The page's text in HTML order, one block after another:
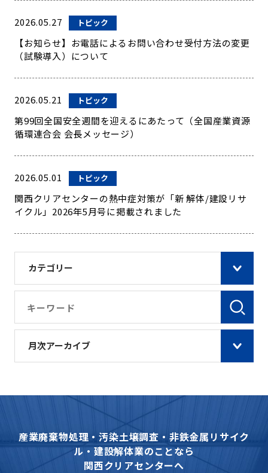
カテゴリー
月次アーカイブ
2026.05.27 トピック
【お知らせ】お電話によるお問い合わせ受付方法の変更
（試験導入）について
2026.05.21 トピック
第99回全国安全週間を迎えるにあたって（全国産業資源
循環連合会 会長メッセージ）
2026.05.01 トピック
関西クリアセンターの熱中症対策が「新 解体/建設リサ
イクル」2026年5月号に掲載されました
産業廃棄物処理・汚染土壌調査・非鉄金属リサイク
ル・建設解体業のことなら
関西クリアセンターへ